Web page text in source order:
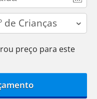
preço para este